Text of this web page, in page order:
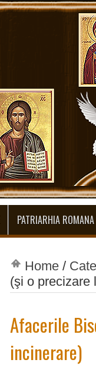
PATRIARHIA ROMANA
Home /
(şi o precizare
Afacerile
incinerare)